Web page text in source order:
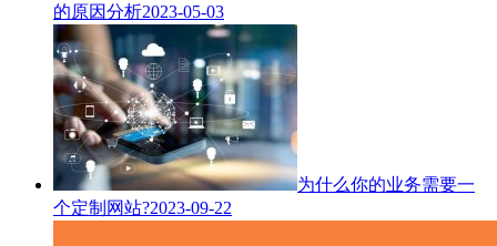
的原因分析2023-05-03
为什么你的业务需要一
个定制网站?2023-09-22